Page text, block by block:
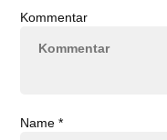
Kommentar
Name*